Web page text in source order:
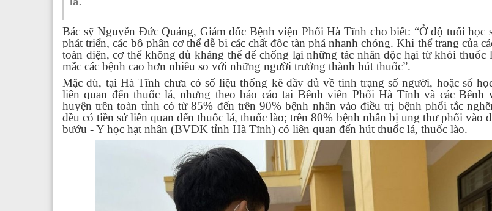
Bác sỹ Nguyễn Đức Quảng, Giám đốc Bệnh viện Phổi Hà Tĩnh cho biết: “Ở độ tuổi học
phát triển, các bộ phận cơ thể dễ bị các chất độc tàn phá nhanh chóng. Khi thể trạng của
toàn diện, cơ thể không đủ kháng thể để chống lại những tác nhân độc hại từ khói thuốc
mắc các bệnh cao hơn nhiều so với những người trưởng thành hút thuốc”.
Mặc dù, tại Hà Tĩnh chưa có số liệu thống kê đầy đủ về tình trạng số người, hoặc số
liên quan đến thuốc lá, nhưng theo báo cáo tại Bệnh viện Phổi Hà Tĩnh và các Bệnh
huyện trên toàn tỉnh có từ 85% đến trên 90% bệnh nhân vào điều trị bệnh phổi tắc
đều có tiền sử liên quan đến thuốc lá, thuốc lào; trên 80% bệnh nhân bị ung thư phổi vào
bướu - Y học hạt nhân (BVĐK tỉnh Hà Tĩnh) có liên quan đến hút thuốc lá, thuốc lào.